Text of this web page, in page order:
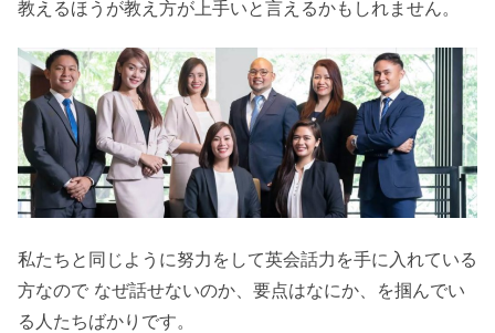
教えるほうが教え方が上手いと言えるかもしれません。
私たちと同じように努力をして英会話力を手に入れている
方なので なぜ話せないのか、要点はなにか、を掴んでい
る人たちばかりです。